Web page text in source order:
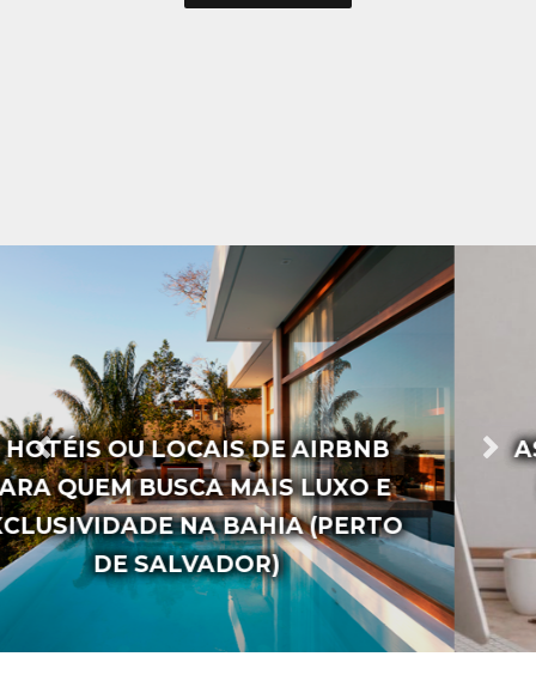
AS 20 FRASES MAIS FAMOSAS DA
ESCRITORA VANESSA BRUNT